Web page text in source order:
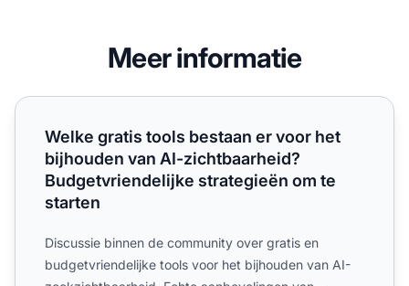
Meer informatie
Welke gratis tools bestaan er voor het bijhouden van AI-
Welke gratis tools bestaan er voor het
bijhouden van AI-zichtbaarheid?
Budgetvriendelijke strategieën om te
starten
Discussie binnen de community over gratis en
budgetvriendelijke tools voor het bijhouden van AI-